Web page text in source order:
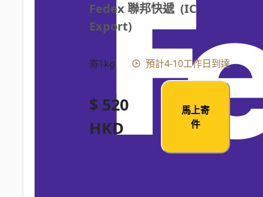
Fedex 聯邦快遞  (IC
Export)
寄1kg 預計4-10工作日到達
$ 520
HKD
馬上寄
件